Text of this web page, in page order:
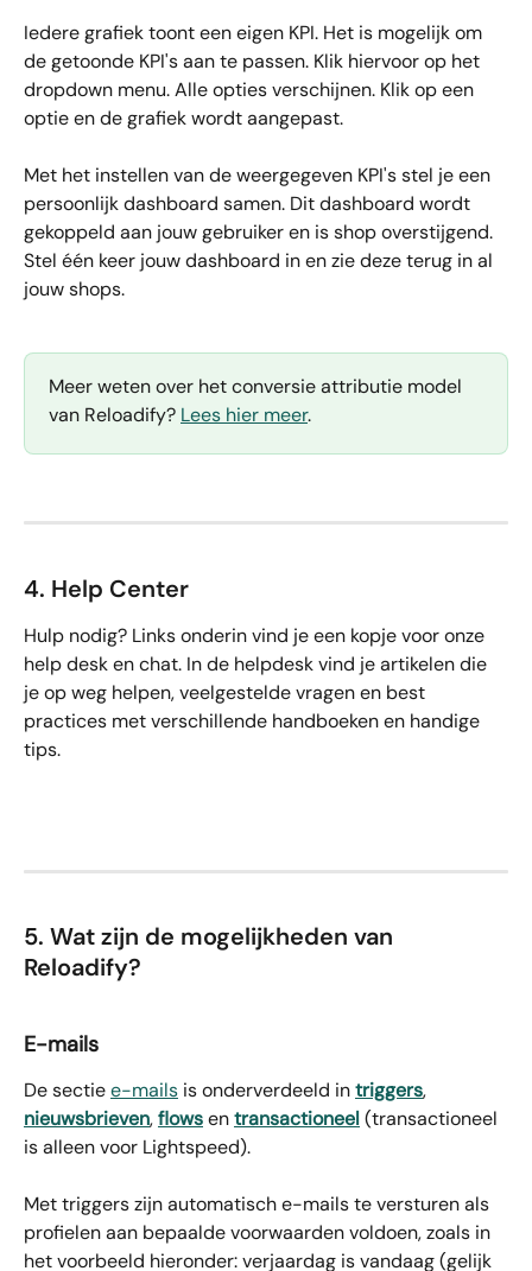
Iedere grafiek toont een eigen KPI. Het is mogelijk om
de getoonde KPI's aan te passen. Klik hiervoor op het
dropdown menu. Alle opties verschijnen. Klik op een
optie en de grafiek wordt aangepast.
Met het instellen van de weergegeven KPI's stel je een
persoonlijk dashboard samen. Dit dashboard wordt
gekoppeld aan jouw gebruiker en is shop overstijgend.
Stel één keer jouw dashboard in en zie deze terug in al
jouw shops.
Meer weten over het conversie attributie model
van Reloadify? Lees hier meer.
4. Help Center
Hulp nodig? Links onderin vind je een kopje voor onze
help desk en chat. In de helpdesk vind je artikelen die
je op weg helpen, veelgestelde vragen en best
practices met verschillende handboeken en handige
tips.
5. Wat zijn de mogelijkheden van
Reloadify?
E-mails
De sectie e-mails is onderverdeeld in triggers,
nieuwsbrieven, flows en transactioneel(transactioneel
is alleen voor Lightspeed).
Met triggers zijn automatisch e-mails te versturen als
profielen aan bepaalde voorwaarden voldoen, zoals in
het voorbeeld hieronder: verjaardag is vandaag (gelijk